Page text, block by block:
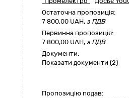
Остаточна пропозиція:
7 800,00 UAH, з ПДВ
Первинна пропозиція:
7 800,00 UAH, з ПДВ
Документи:
Показати документи (2)
Пропозицію подав: